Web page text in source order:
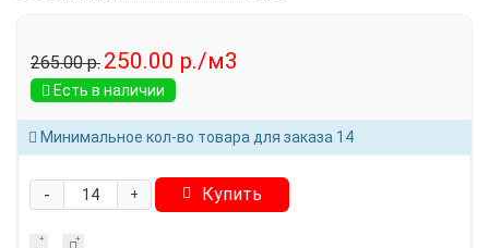
265.00 р. 250.00 р./м3
Есть в наличии
Минимальное кол-во товара для заказа 14
+
- Купить